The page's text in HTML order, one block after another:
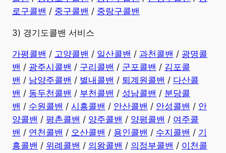
로구콜밴 / 중구콜밴 / 중랑구콜밴
3) 경기도콜밴 서비스
가평콜밴 / 고양콜밴 / 일산콜밴 / 과천콜밴 / 광명콜
밴 / 광주시콜밴 / 구리콜밴 / 군포콜밴 / 김포콜
밴 / 남양주콜밴 / 별내콜밴 / 퇴계원콜밴 / 다산콜
밴 / 동두천콜밴 / 부천콜밴 / 성남콜밴 / 분당콜
밴 / 수원콜밴 / 시흥콜밴 / 안산콜밴 / 안성콜밴 / 안
양콜밴 / 평촌콜밴 / 양주콜밴 / 양평콜밴 / 여주콜
밴 / 연천콜밴 / 오산콜밴 / 용인콜밴 / 수지콜밴 / 기
흥콜밴 / 위례콜밴 / 의왕콜밴 / 의정부콜밴 / 이천콜